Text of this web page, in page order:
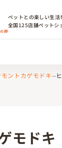
ペットとの楽しい生活
全国125店舗ペットシ
モントカゲモドキ
モドキ